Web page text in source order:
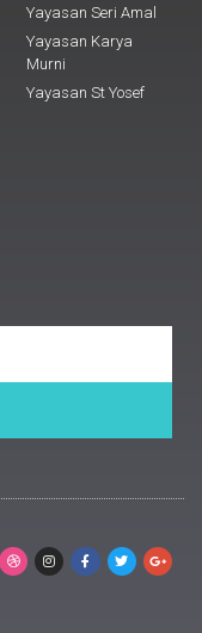
Yayasan Seri Amal
Yayasan Karya
Murni
Yayasan St Yosef